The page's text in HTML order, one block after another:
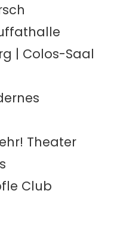
| Colos-Saal
Theater
Club